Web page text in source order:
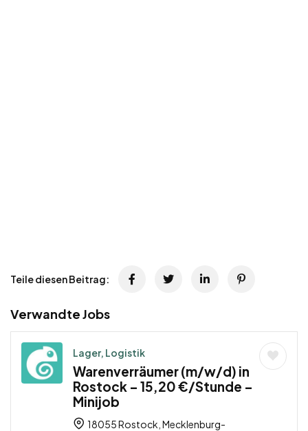
Teile diesen Beitrag:
Verwandte Jobs
Lager, Logistik
Warenverräumer (m/w/d) in
Rostock – 15,20 €/Stunde –
Minijob
18055 Rostock, Mecklenburg-